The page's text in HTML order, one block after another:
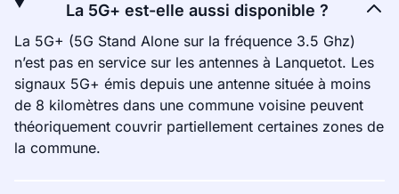
La 5G+ est-elle aussi disponible ?
La 5G+ (5G Stand Alone sur la fréquence 3.5 Ghz)
n’est pas en service sur les antennes à Lanquetot. Les
signaux 5G+ émis depuis une antenne située à moins
de 8 kilomètres dans une commune voisine peuvent
théoriquement couvrir partiellement certaines zones de
la commune.